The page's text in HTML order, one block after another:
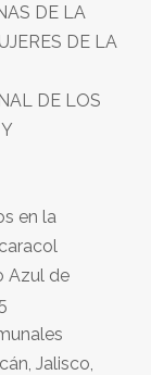
DE LA
DE LA
DE LOS
en la
Azul de
Jalisco,